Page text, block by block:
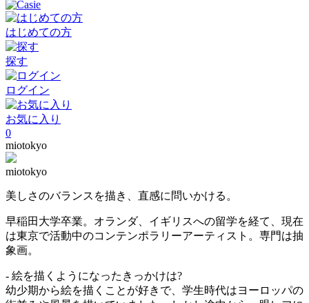
はじめての方
探す
ログイン
お気に入り
0
miotokyo
miotokyo
美しさのバランスを描き、直感に問いかける。
早稲田大学卒業。オランダ、イギリスへの留学を経て、現在
は東京で活動中のコンテンポラリーアーティスト。専門は抽
象画。
- 絵を描くようになったきっかけは?
幼少期から絵を描くことが好きで、学生時代はヨーロッパの